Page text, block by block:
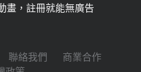
畫，註冊就能無廣告
聯絡我們
商業合作